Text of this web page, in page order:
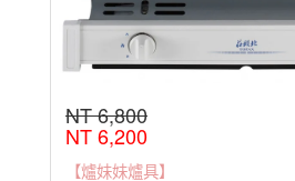
NT 6,800
NT 6,200
【爐妹妹爐具】